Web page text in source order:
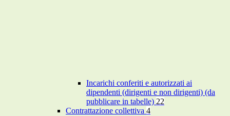
Incarichi conferiti e autorizzati ai
dipendenti (dirigenti e non dirigenti) (da
pubblicare in tabelle) 22
Contrattazione collettiva 4